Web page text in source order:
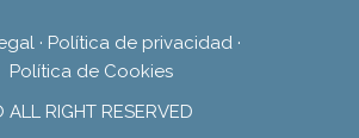
· Política de privacidad ·
Política de Cookies
ALL RIGHT RESERVED